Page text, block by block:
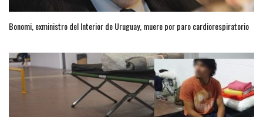
Bonomi, exministro del Interior de Uruguay, muere por paro cardiorespiratorio